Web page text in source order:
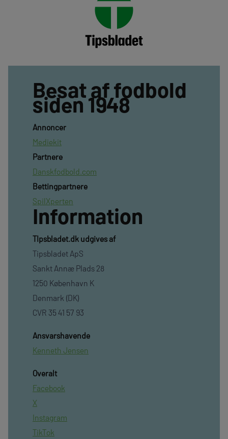
Besat af fodbold
siden 1948
Annoncer
Mediekit
Partnere
Danskfodbold.com
Bettingpartnere
SpilXperten
Information
TIpsbladet.dk udgives af
Tipsbladet ApS
Sankt Annæ Plads 28
1250 København K
Denmark (DK)
CVR 35 41 57 93
Ansvarshavende
Kenneth Jensen
Overalt
Facebook
X
Instagram
TikTok